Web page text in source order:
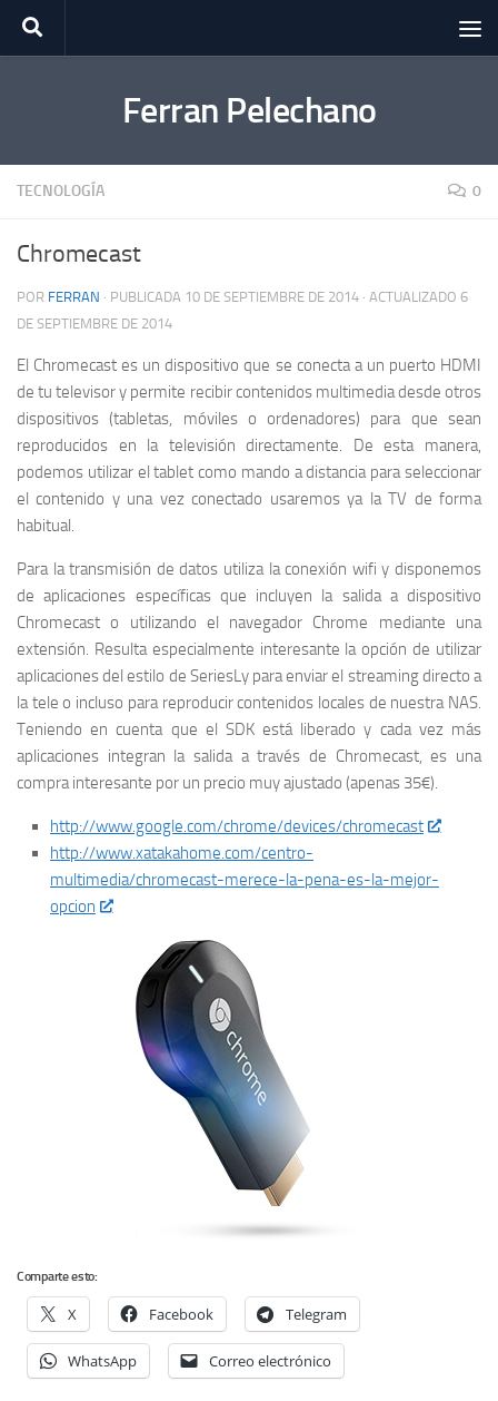
Saltar al contenido
Ferran Pelechano
TECNOLOGÍA 0
Chromecast
POR FERRAN · PUBLICADA 10 DE SEPTIEMBRE DE 2014 · ACTUALIZADO 6
DE SEPTIEMBRE DE 2014
El Chromecast es un dispositivo que se conecta a un puerto HDMI
de tu televisor y permite recibir contenidos multimedia desde otros
dispositivos (tabletas, móviles o ordenadores) para que sean
reproducidos en la televisión directamente. De esta manera,
podemos utilizar el tablet como mando a distancia para seleccionar
el contenido y una vez conectado usaremos ya la TV de forma
habitual.
Para la transmisión de datos utiliza la conexión wifi y disponemos
de aplicaciones específicas que incluyen la salida a dispositivo
Chromecast o utilizando el navegador Chrome mediante una
extensión. Resulta especialmente interesante la opción de utilizar
aplicaciones del estilo de SeriesLy para enviar el streaming directo a
la tele o incluso para reproducir contenidos locales de nuestra NAS.
Teniendo en cuenta que el SDK está liberado y cada vez más
aplicaciones integran la salida a través de Chromecast, es una
compra interesante por un precio muy ajustado (apenas 35€).
http://www.google.com/chrome/devices/chromecast
http://www.xatakahome.com/centro-
multimedia/chromecast-merece-la-pena-es-la-mejor-
opcion
Comparte esto:
X Facebook Telegram
WhatsApp Correo electrónico